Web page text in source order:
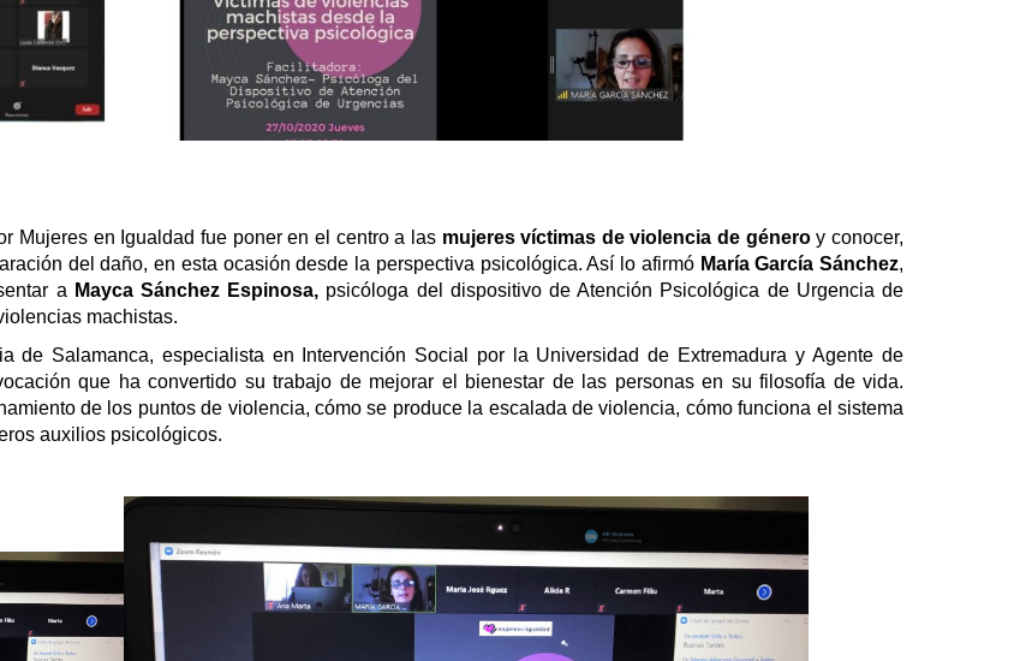
Mujeres en Igualdad fue poner en el centro a las mujeres víctimas de violencia de géneroy conocer,
del daño, en esta ocasión desde la perspectiva psicológica. Así lo afirmó María García Sánchez,
a Mayca Sánchez Espinosa, psicóloga del dispositivo de Atención Psicológica de Urgencia de
machistas.
de Salamanca, especialista en Intervención Social por la Universidad de Extremadura yAgente de
que ha convertido su trabajo de mejorar el bienestar de las personas en su filosofía de vida.
de los puntos de violencia, cómo se produce la escalada de violencia, cómo funciona el sistema
auxilios psicológicos.